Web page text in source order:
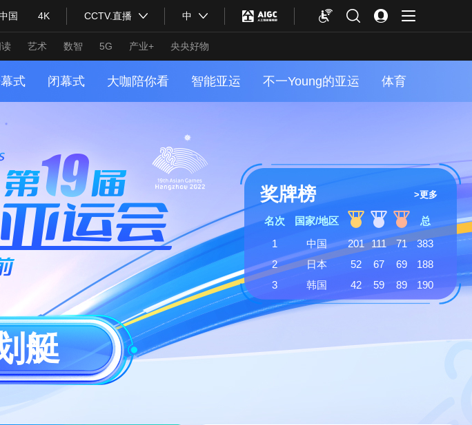
国 4K CCTV.直播 中
艺术 数智 5G 产业+ 央央好物
图片
评 光华锐评 锋面
新闻
次
网球 综合体育 亚冬会
足球道路
科普 健康 乐龄 阅读 艺术 汽车
全民健康 颜选攻略 海洋 时尚 天气 才艺
式 闭幕式 大咖陪你看 智能亚运 不一Young的亚运 体育
奖牌榜 >更多
名次 国家/地区
总
1
中国 201 111 71
383
2
日本 52 67 69
188
3
韩国 42 59 89 190
艇